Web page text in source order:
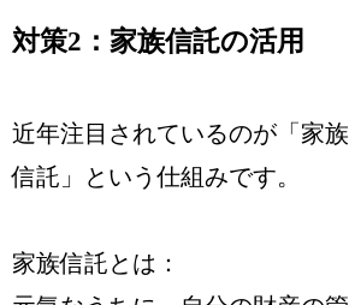
対策2：家族信託の活用
近年注目されているのが「家族
信託」という仕組みです。
家族信託とは：